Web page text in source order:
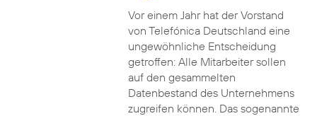
Vor einem Jahr hat der Vorstand
von Telefónica Deutschland eine
ungewöhnliche Entscheidung
getroffen: Alle Mitarbeiter sollen
auf den gesammelten
Datenbestand des Unternehmens
zugreifen können. Das sogenannte